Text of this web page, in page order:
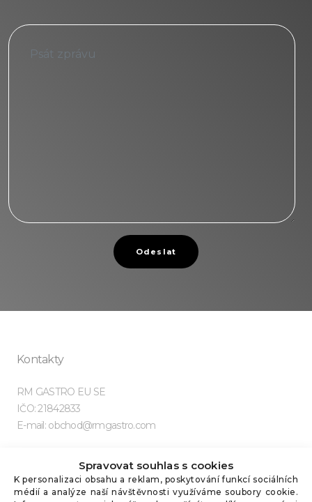
Odeslat
Kontakty
RM GASTRO EU SE
IČO: 21842833
E-mail: obchod@rmgastro.com
Spravovat souhlas s cookies
K personalizaci obsahu a reklam, poskytování funkcí sociálních
médií a analýze naší návštěvnosti využíváme soubory cookie.